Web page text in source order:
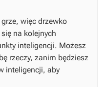
więc drzewko
na kolejnych
inteligencji. Możesz
rzeczy, zanim będziesz
inteligencji, aby